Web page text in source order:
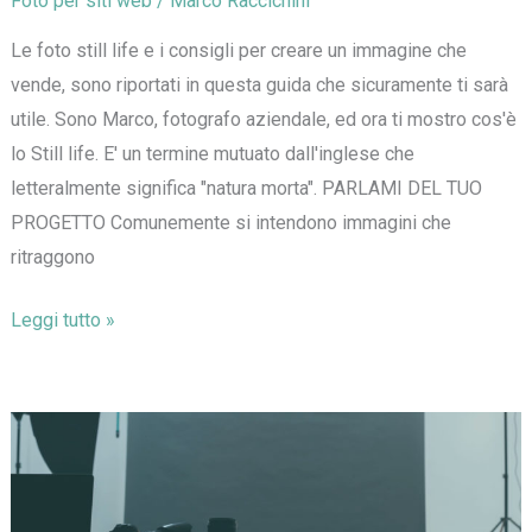
Le foto still life e i consigli per creare un immagine che
vende, sono riportati in questa guida che sicuramente ti sarà
utile. Sono Marco, fotografo aziendale, ed ora ti mostro cos'è
lo Still life. E' un termine mutuato dall'inglese che
letteralmente significa "natura morta". PARLAMI DEL TUO
PROGETTO Comunemente si intendono immagini che
ritraggono
Foto
consigli
per
Leggi tutto »